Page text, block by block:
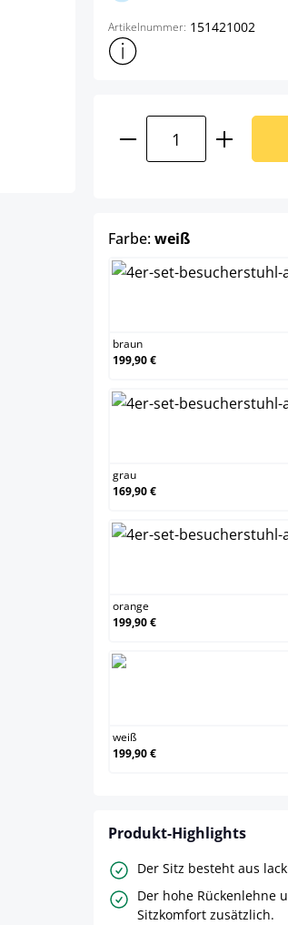
Artikelnummer: 151421002
Weitere
Produkt Anzahl:
Farbe:weißauswählen
braun
199,90 €
grau
169,90 €
orange
199,90 €
weiß
199,90 €
Produkt-Highlights
Der Sitz besteht aus
Der hohe Rückenlehne
Sitzkomfort zusätzlich.